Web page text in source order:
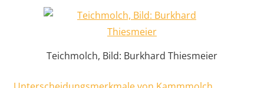
Teichmolch, Bild: Burkhard Thiesmeier